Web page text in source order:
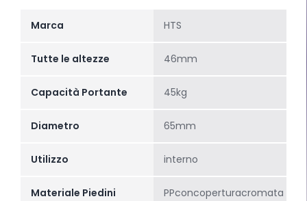
Marca HTS
Tutte le altezze 46mm
Capacità Portante 45kg
Diametro 65mm
Utilizzo interno
Materiale Piedini PPconcoperturacromata